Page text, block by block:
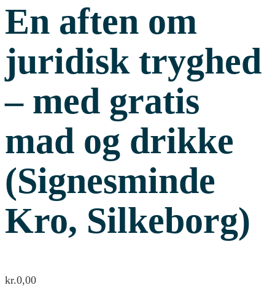
En aften om
juridisk tryghed
– med gratis
mad og drikke
(Signesminde
Kro, Silkeborg)
kr.0,00